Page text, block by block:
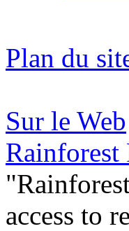
Plan du
Sur le Web
Rainforest
access to